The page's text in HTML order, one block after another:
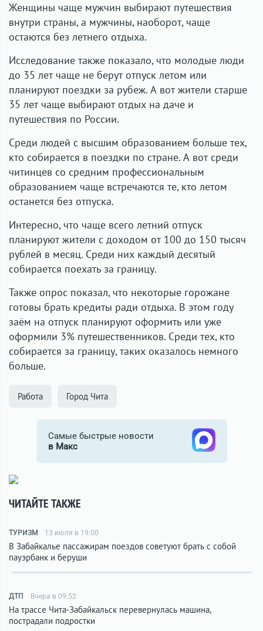
Женщины чаще мужчин выбирают путешествия
внутри страны, а мужчины, наоборот, чаще
остаются без летнего отдыха.
Исследование также показало, что молодые люди
до 35 лет чаще не берут отпуск летом или
планируют поездки за рубеж. А вот жители старше
35 лет чаще выбирают отдых на даче и
путешествия по России.
Среди людей с высшим образованием больше тех,
кто собирается в поездки по стране. А вот среди
читинцев со средним профессиональным
образованием чаще встречаются те, кто летом
останется без отпуска.
Интересно, что чаще всего летний отпуск
планируют жители с доходом от 100 до 150 тысяч
рублей в месяц. Среди них каждый десятый
собирается поехать за границу.
Также опрос показал, что некоторые горожане
готовы брать кредиты ради отдыха. В этом году
заём на отпуск планируют оформить или уже
оформили 3% путешественников. Среди тех, кто
собирается за границу, таких оказалось немного
больше.
Работа Город Чита
Самые быстрые новости
в Макс
ЧИТАЙТЕ ТАКЖЕ
ТУРИЗМ 13 июля в 19:00
В Забайкалье пассажирам поездов советуют брать с собой
пауэрбанк и беруши
ДТП Вчера в 09:52
На трассе Чита-Забайкальск перевернулась машина,
пострадали подростки